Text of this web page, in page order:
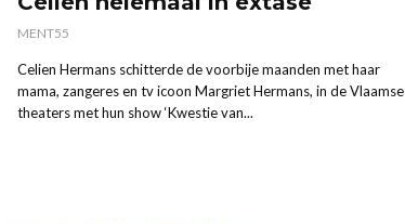
MENT55
Celien Hermans schitterde de voorbije maanden met haar
mama, zangeres en tv icoon Margriet Hermans, in de Vlaamse
theaters met hun show ‘Kwestie van...